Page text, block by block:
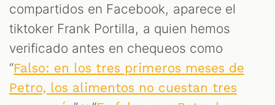
compartidos en Facebook, aparece el
tiktoker Frank Portilla, a quien hemos
verificado antes en chequeos como
“Falso: en los tres primeros meses de
Petro, los alimentos no cuestan tres